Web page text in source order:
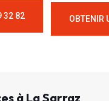
32 82 OBTENIR
à La Sarraz